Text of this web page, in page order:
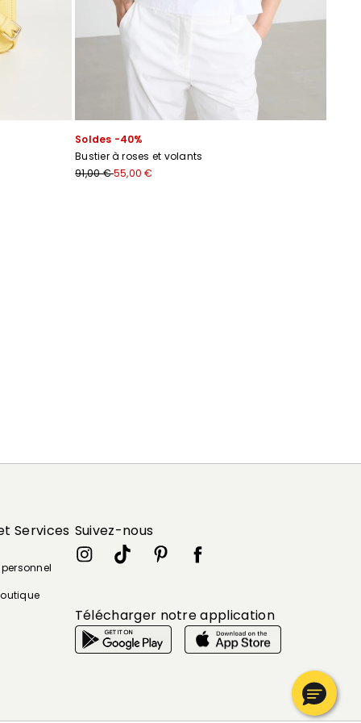
Soldes -40%
Bustier à roses et volants
91,00 €55,00 €
Services Suivez-nous
Télécharger notre application